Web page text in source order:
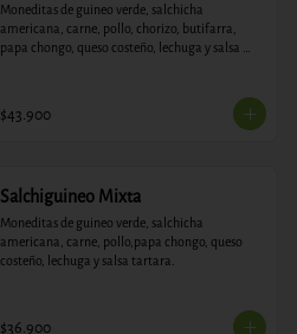
Moneditas de guineo verde, salchicha
americana, carne, pollo, chorizo, butifarra,
papa chongo, queso costeño, lechuga y salsa
$43.900
Salchiguineo Mixta
Moneditas de guineo verde, salchicha
americana, carne, pollo,papa chongo, queso
costeño, lechuga y salsa tartara.
$36.900